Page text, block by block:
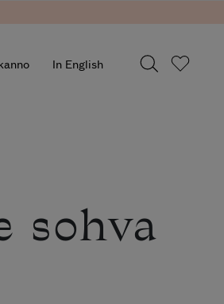
In English
sohva